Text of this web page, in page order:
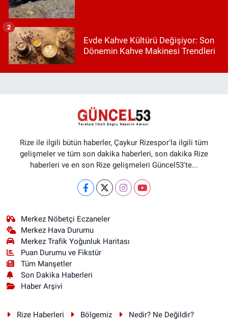
Evde Kahve Kültürü Değişiyor: Son
Dönemin Kahve Makinesi Trendleri
2
Rize ile ilgili bütün haberler, Çaykur Rizespor'la ilgili tüm
gelişmeler ve tüm son dakika haberleri, son dakika Rize
haberleri ve en son Rize gelişmeleri Güncel53'te...
Merkez Nöbetçi Eczaneler
Merkez Hava Durumu
Merkez Trafik Yoğunluk Haritası
Puan Durumu ve Fikstür
Tüm Manşetler
Son Dakika Haberleri
Haber Arşivi
Rize Haberleri Bölgemiz Nedir? Ne Değildir?